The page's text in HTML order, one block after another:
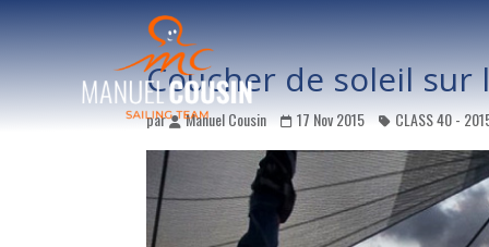
Coucher de soleil sur
par Manuel Cousin 17 Nov 2015 CLASS 40 -